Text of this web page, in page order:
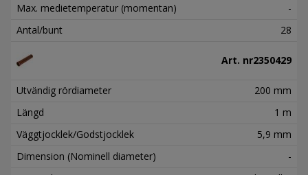
Max. medietemperatur (momentan)
-
Antal/bunt
28
Art. nr2350429
Utvändig rördiameter
200 mm
Längd
1 m
Väggtjocklek/Godstjocklek
5,9 mm
Dimension (Nominell diameter)
-